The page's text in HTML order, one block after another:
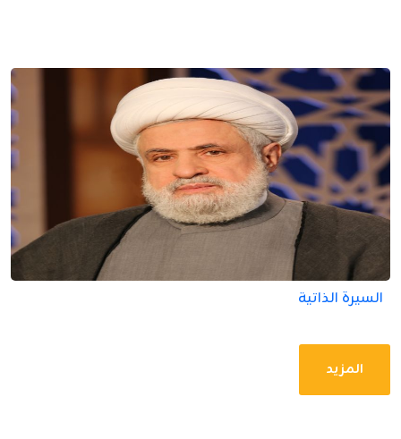
السيرة الذاتية
المزيد